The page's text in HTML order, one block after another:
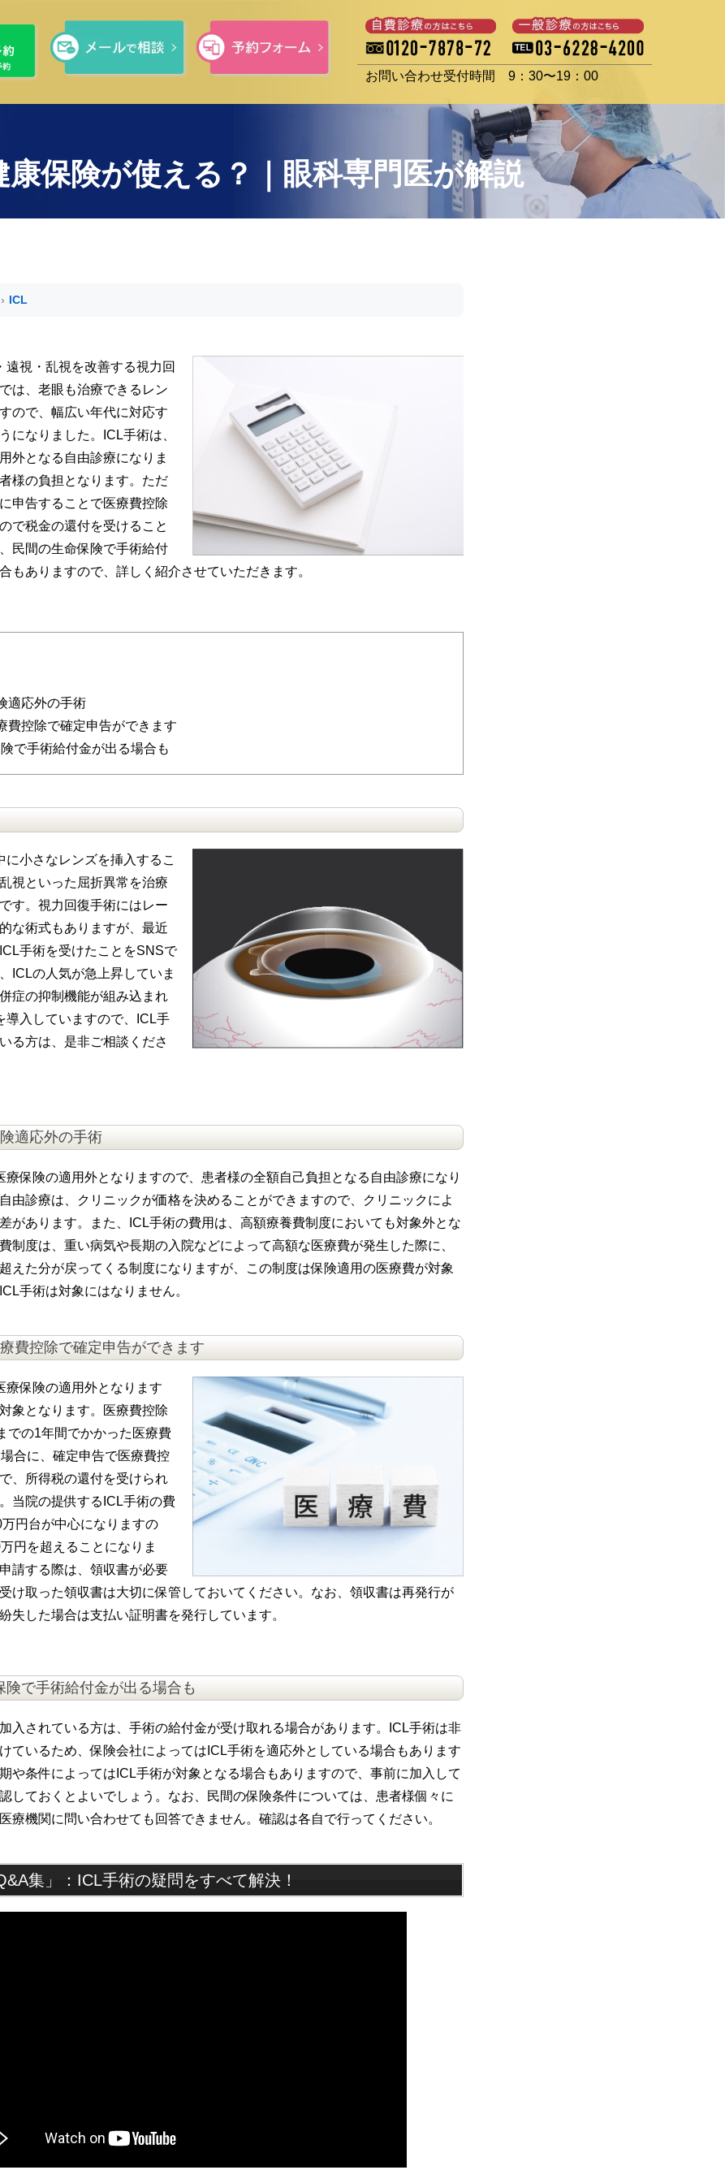
お問い合わせ受付時間 9：30〜19：00
保険が使える？｜眼科専門医が解説
› ICL
遠視・乱視を改善する視力回
は、老眼も治療できるレン
ので、幅広い年代に対応す
になりました。ICL手術は、
外となる自由診療になりま
様の負担となります。ただ
申告することで医療費控除
で税金の還付を受けること
民間の生命保険で手術給付
もありますので、詳しく紹介させていただきます。
適応外の手術
費控除で確定申告ができます
で手術給付金が出る場合も
に小さなレンズを挿入するこ
視といった屈折異常を治療
す。視力回復手術にはレー
な術式もありますが、最近
手術を受けたことをSNSで
ICLの人気が急上昇していま
症の抑制機能が組み込まれ
導入していますので、ICL手
る方は、是非ご相談くださ
適応外の手術
療保険の適用外となりますので、患者様の全額自己負担となる自由診療になり
由診療は、クリニックが価格を決めることができますので、クリニックによ
があります。また、ICL手術の費用は、高額療養費制度においても対象外とな
制度は、重い病気や長期の入院などによって高額な医療費が発生した際に、
えた分が戻ってくる制度になりますが、この制度は保険適用の医療費が対象
手術は対象にはなりません。
費控除で確定申告ができます
療保険の適用外となります
象となります。医療費控除
での1年間でかかった医療費
合に、確定申告で医療費控
、所得税の還付を受けられ
当院の提供するICL手術の費
円台が中心になりますの
円を超えることになりま
請する際は、領収書が必要
け取った領収書は大切に保管しておいてください。なお、領収書は再発行が
失した場合は支払い証明書を発行しています。
険で手術給付金が出る場合も
入されている方は、手術の給付金が受け取れる場合があります。ICL手術は非
ているため、保険会社によってはICL手術を適応外としている場合もあります
や条件によってはICL手術が対象となる場合もありますので、事前に加入して
しておくとよいでしょう。なお、民間の保険条件については、患者様個々に
療機関に問い合わせても回答できません。確認は各自で行ってください。
集」：ICL手術の疑問をすべて解決！